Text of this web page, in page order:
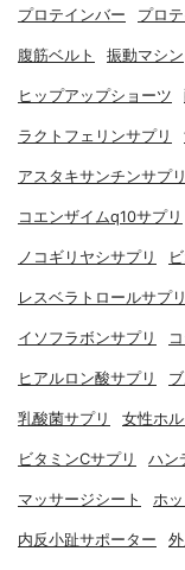
プロテインバー プロ
腹筋ベルト 振動マシン
ヒップアップショーツ
ラクトフェリンサプリ
アスタキサンチンサプリ
コエンザイムq10サプリ
ノコギリヤシサプリ
レスベラトロールサプ
イソフラボンサプリ
ヒアルロン酸サプリ
乳酸菌サプリ 女性ホ
ビタミンCサプリ ハン
マッサージシート ホ
内反小趾サポーター